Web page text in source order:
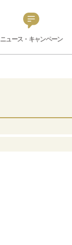
ニュース・キャンペーン